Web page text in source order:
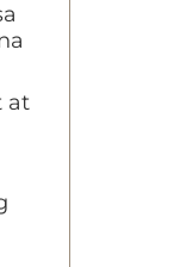
at